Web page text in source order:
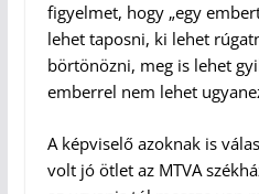
figyelmet, hogy „egy
lehet taposni, ki lehet
börtönözni, meg is lehet
emberrel nem lehet
A képviselő azoknak is
volt jó ötlet az MTVA